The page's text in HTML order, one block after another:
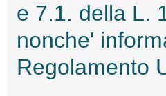
e 7.1. della L.
nonche'
Regolamento